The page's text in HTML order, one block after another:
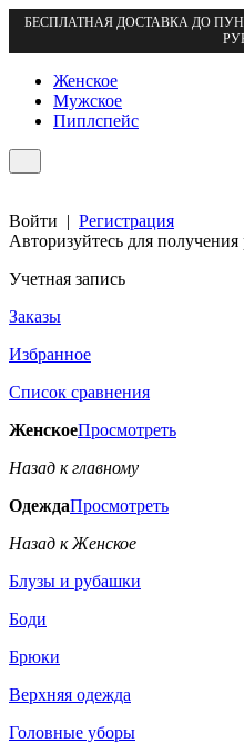
БЕСПЛАТНАЯ ДОСТАВКА ДО
Женское
Мужское
Пиплспейс
Войти | Регистрация
Авторизуйтесь для
Учетная запись
Заказы
Избранное
Список сравнения
ЖенскоеПросмотреть
Назад к главному
ОдеждаПросмотреть
Назад к Женское
Блузы и рубашки
Боди
Брюки
Верхняя одежда
Головные уборы